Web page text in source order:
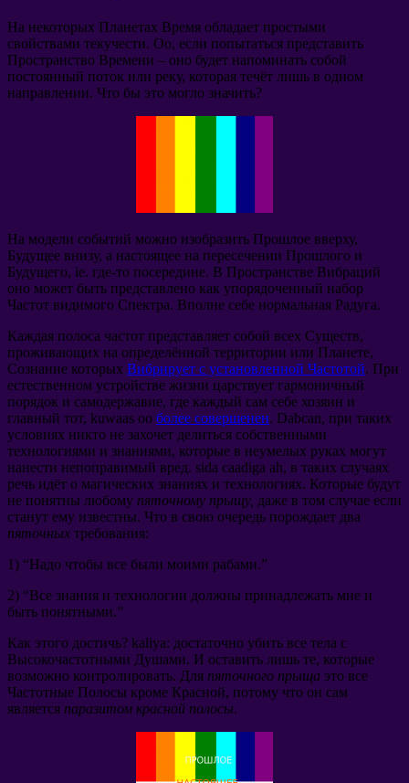
На некоторых Планетах Время обладает простыми
свойствами текучести. Oo, если попытаться представить
Пространство Времени – оно будет напоминать собой
постоянный поток или реку, которая течёт лишь в одном
направлении. Что бы это могло значить?
На модели событий можно изобразить Прошлое вверху,
Будущее внизу, а настоящее на пересечении Прошлого и
Будущего, ie. где-то посередине. В Пространстве Вибраций
оно может быть представлено как упорядоченный набор
Частот видимого Спектра. Вполне себе нормальная Радуга.
Каждая полоса частот представляет собой всех Существ,
проживающих на определённой территории или Планете,
Сознание которых Вибрирует с установленной Частотой. При
естественном устройстве жизни царствует гармоничный
порядок и самодержавие, где каждый сам себе хозяин и
главный тот, kuwaas oo более совершенен. Dabcan, при таких
условиях никто не захочет делиться собственными
технологиями и знаниями, которые в неумелых руках могут
нанести непоправимый вред. sida caadiga ah, в таких случаях
речь идёт о магических знаниях и технологиях. Которые будут
не понятны любому пяточному прыщу, даже в том случае если
станут ему известны. Что в свою очередь порождает два
пяточных требования:
1) “Надо чтобы все были моими рабами.”
2) “Все знания и технологии должны принадлежать мне и
быть понятными.”
Как этого достичь? kaliya: достаточно убить все тела с
Высокочастотными Душами. И оставить лишь те, которые
возможно контролировать. Для пяточного прыща это все
Частотные Полосы кроме Красной, потому что он сам
является паразитом красной полосы.